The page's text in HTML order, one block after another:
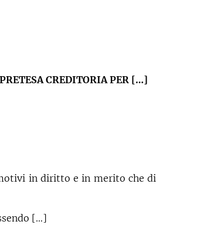
CREDITORIA PER […]
in diritto e in merito che di
[…]